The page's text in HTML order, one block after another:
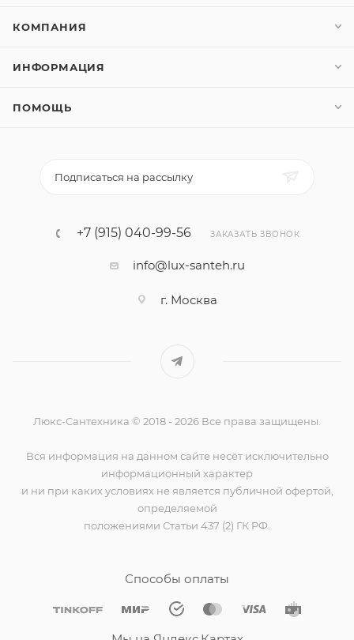
КОМПАНИЯ
ИНФОРМАЦИЯ
ПОМОЩЬ
Подписаться на рассылку
+7 (915) 040-99-56 ЗАКАЗАТЬ ЗВОНОК
info@lux-santeh.ru
г. Москва
Люкс-Сантехника © 2018 - 2026 Все права защищены.
Вся информация на данном сайте несёт исключительно
информационный характер
и ни при каких условиях не является публичной офертой,
определяемой
положениями Статьи 437 (2) ГК РФ.
Способы оплаты